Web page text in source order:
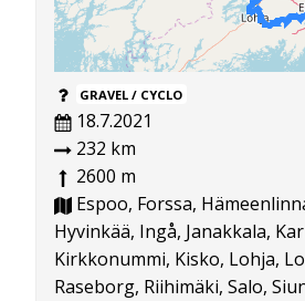
GRAVEL / CYCLO
18.7.2021
232 km
2600 m
Espoo, Forssa,
Hyvinkää, Ingå, Janakkala,
Kirkkonummi, Kisko, Lohja,
Raseborg, Riihimäki, Salo,